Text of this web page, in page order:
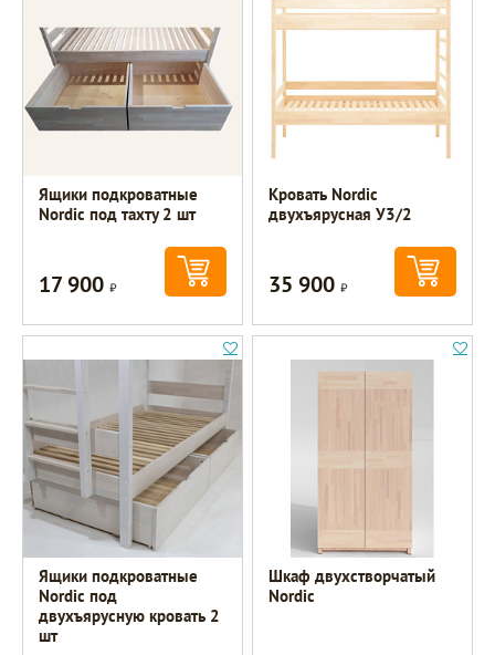
Ящики подкроватные
Nordic под тахту 2 шт
17 900Р
Кровать Nordic
двухъярусная У3/2
35 900Р
Ящики подкроватные
Nordic под
двухъярусную кровать 2
шт
Шкаф двухстворчатый
Nordic